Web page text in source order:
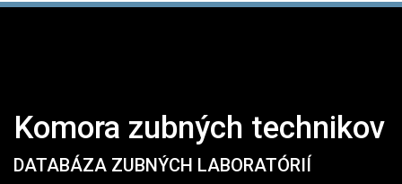
Komora zubných technikov
DATABÁZA ZUBNÝCH LABORATÓRIÍ